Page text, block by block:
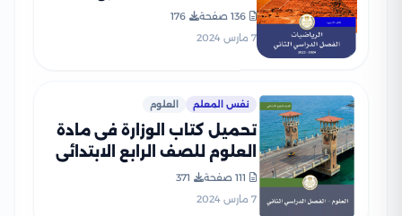
بصيغة PDF
136 صفحة
176
7 مارس 2024
نفس المعلم العلوم
تحميل كتاب الوزارة فى مادة
العلوم للصف الرابع الابتدائى
الترم الثانى 2024 بصيغة PDF
111 صفحة
371
7 مارس 2024